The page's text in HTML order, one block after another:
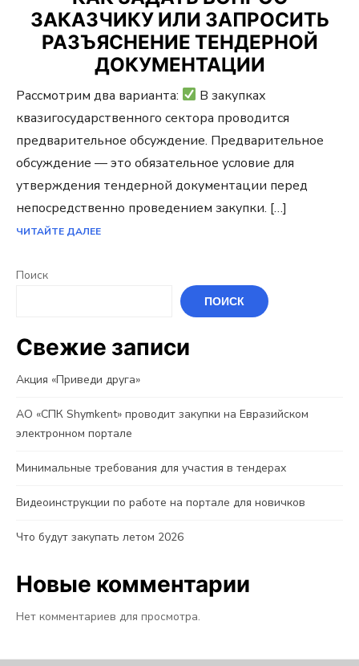
ЗАКАЗЧИКУ ИЛИ ЗАПРОСИТЬ
РАЗЪЯСНЕНИЕ ТЕНДЕРНОЙ
ДОКУМЕНТАЦИИ
Рассмотрим два варианта:
В закупках
квазигосударственного сектора проводится
предварительное обсуждение. Предварительное
обсуждение — это обязательное условие для
утверждения тендерной документации перед
непосредственно проведением закупки. […]
ЧИТАЙТЕ ДАЛЕЕ
Поиск
ПОИСК
Свежие записи
Акция «Приведи друга»
АО «СПК Shymkent» проводит закупки на Евразийском
электронном портале
Минимальные требования для участия в тендерах
Видеоинструкции по работе на портале для новичков
Что будут закупать летом 2026
Новые комментарии
Нет комментариев для просмотра.